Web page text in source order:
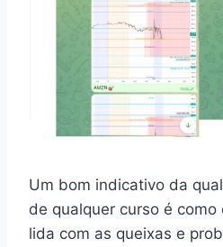
Um bom indicativo da
de qualquer curso é
lida com as queixas e